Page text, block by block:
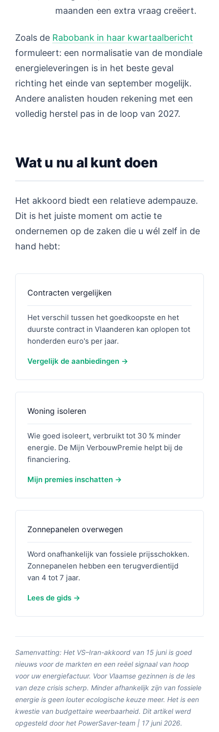
maanden een extra vraag creëert.
Zoals de Rabobank in haar kwartaalbericht
formuleert: een normalisatie van de mondiale
energieleveringen is in het beste geval
richting het einde van september mogelijk.
Andere analisten houden rekening met een
volledig herstel pas in de loop van 2027.
Wat u nu al kunt doen
Het akkoord biedt een relatieve adempauze.
Dit is het juiste moment om actie te
ondernemen op de zaken die u wél zelf in de
hand hebt:
Contracten vergelijken
Het verschil tussen het goedkoopste en het
duurste contract in Vlaanderen kan oplopen tot
honderden euro's per jaar.
Vergelijk de aanbiedingen
Woning isoleren
Wie goed isoleert, verbruikt tot 30 % minder
energie. De Mijn VerbouwPremie helpt bij de
financiering.
Mijn premies inschatten
Zonnepanelen overwegen
Word onafhankelijk van fossiele prijsschokken.
Zonnepanelen hebben een terugverdientijd
van 4 tot 7 jaar.
Lees de gids
Samenvatting: Het VS–Iran-akkoord van 15 juni is goed
nieuws voor de markten en een reëel signaal van hoop
voor uw energiefactuur. Voor Vlaamse gezinnen is de les
van deze crisis scherp. Minder afhankelijk zijn van fossiele
energie is geen louter ecologische keuze meer. Het is een
kwestie van budgettaire weerbaarheid. Dit artikel werd
opgesteld door het PowerSaver-team | 17 juni 2026.